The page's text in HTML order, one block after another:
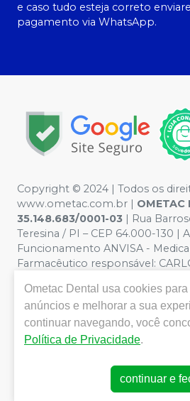
e caso tudo esteja correto
pagamento via WhatsApp.
Copyright © 2024 | Todos os
www.ometac.com.br | OMETAC
35.148.683/0001-03 | Rua
Teresina / PI – CEP 64.000-130 |
Funcionamento ANVISA -
Farmacêutico responsável:
Segurança - Fotos meramente
condições da loja virtual estão
caso de divergência de preços
do Carrinho de Compra. Não
compras de grandes volumes
Ometac Dental usa cookies
anúncios e melhorar a sua
continuar navegando, você
Política de Privacidade.
continuar e